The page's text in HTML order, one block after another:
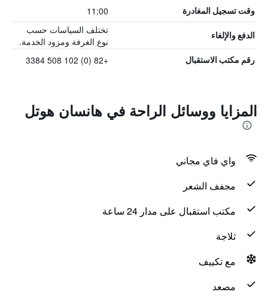
وقت تسجيل المغادرة 11:00
الدفع والإلغاء
تختلف السياسات حسب
نوع الغرفة ومزود الخدمة.
رقم مكتب الاستقبال +82 (0) 102 508 3384
المزايا ووسائل الراحة في هانسان هوتل
واي فاي مجاني
مجفف الشعر
مكتب استقبال على مدار 24 ساعة
ثلاجة
مع تكييف
مصعد